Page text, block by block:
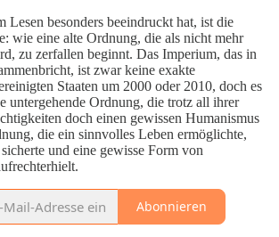
Lesen besonders beeindruckt hat, ist die
wie eine alte Ordnung, die als nicht mehr
zu zerfallen beginnt. Das Imperium, das in
ist zwar keine exakte
Staaten um 2000 oder 2010, doch es
untergehende Ordnung, die trotz all ihrer
doch einen gewissen Humanismus
die ein sinnvolles Leben ermöglichte,
und eine gewisse Form von
Abonnieren